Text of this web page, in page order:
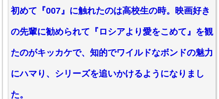
初めて『007』に触れたのは高校生の時。映画好き
の先輩に勧められて『ロシアより愛をこめて』を観
たのがキッカケで、知的でワイルドなボンドの魅力
にハマり、シリーズを追いかけるようになりまし
た。